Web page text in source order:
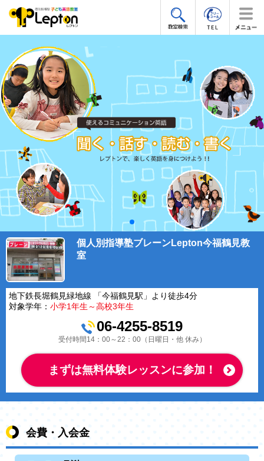
個人別指導塾ブレーンLepton今福鶴見教
室
地下鉄長堀鶴見緑地線 「今福鶴見駅」より徒歩4分
対象学年： 小学1年生～高校3年生
06-4255-8519
受付時間14：00～22：00（日曜日・他 休み）
まずは無料体験レッスンに参加！
会費・入会金